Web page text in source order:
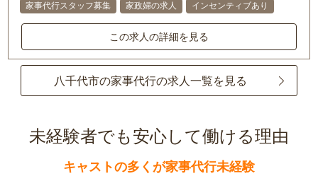
家事代行スタッフ募集
家政婦の求人 インセンティブあり
この求人の詳細を見る
八千代市の家事代行の求人一覧を見る
未経験者でも安心して働ける理由
キャストの多くが家事代行未経験